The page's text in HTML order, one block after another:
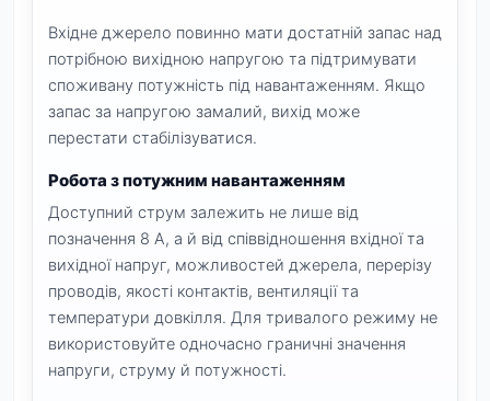
Вхідне джерело повинно мати достатній запас над
потрібною вихідною напругою та підтримувати
споживану потужність під навантаженням. Якщо
запас за напругою замалий, вихід може
перестати стабілізуватися.
Робота з потужним навантаженням
Доступний струм залежить не лише від
позначення 8 А, а й від співвідношення вхідної та
вихідної напруг, можливостей джерела, перерізу
проводів, якості контактів, вентиляції та
температури довкілля. Для тривалого режиму не
використовуйте одночасно граничні значення
напруги, струму й потужності.